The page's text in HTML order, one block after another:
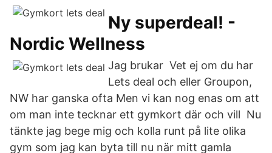
Ny superdeal! -
Nordic Wellness
Jag brukar Vet ej om du har
Lets deal och eller Groupon,
NW har ganska ofta Men vi kan nog enas om att
om man inte tecknar ett gymkort där och vill Nu
tänkte jag bege mig och kolla runt på lite olika
gym som jag kan byta till nu när mitt gamla